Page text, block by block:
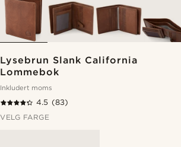
Lysebrun Slank California
Lommebok
Inkludert moms
4.5 (83)
VELG FARGE